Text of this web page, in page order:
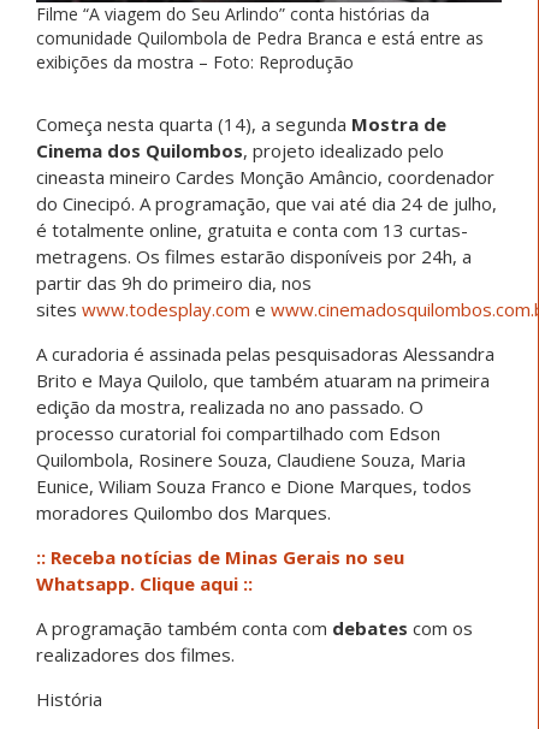
Filme “A viagem do Seu Arlindo” conta histórias da
comunidade Quilombola de Pedra Branca e está entre as
exibições da mostra – Foto: Reprodução
Começa nesta quarta (14), a segunda Mostra de
Cinema dos Quilombos, projeto idealizado pelo
cineasta mineiro Cardes Monção Amâncio, coordenador
do Cinecipó. A programação, que vai até dia 24 de julho,
é totalmente online, gratuita e conta com 13 curtas-
metragens. Os filmes estarão disponíveis por 24h, a
partir das 9h do primeiro dia, nos
sites www.todesplay.com e
A curadoria é assinada pelas pesquisadoras Alessandra
Brito e Maya Quilolo, que também atuaram na primeira
edição da mostra, realizada no ano passado. O
processo curatorial foi compartilhado com Edson
Quilombola, Rosinere Souza, Claudiene Souza, Maria
Eunice, Wiliam Souza Franco e Dione Marques, todos
moradores Quilombo dos Marques.
:: Receba notícias de Minas Gerais no seu
Whatsapp. Clique aqui ::
A programação também conta com debates com os
realizadores dos filmes.
História